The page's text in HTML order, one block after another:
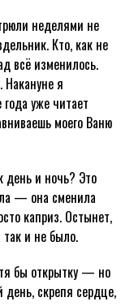
неделями не
Кто, как не
всё изменилось.
Накануне я
уже читает
моего Ваню
день и ночь? Это
— она сменила
каприз. Остынет,
и не было.
бы открытку — но
скрепя сердце,